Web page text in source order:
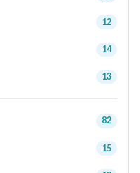
12
14
13
82
15